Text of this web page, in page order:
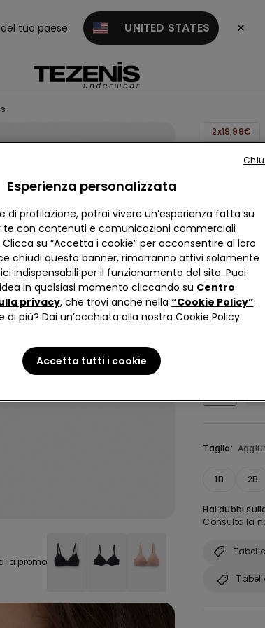
tuo paese: UNITED STATES ×
la promo
2x19,99€
Reggiseno
Riciclata
Athens
12,99 €
4,7
Taglia:
1B 2B
Hai dubbi
Consulta la
Esperienza personalizzata
di profilazione, potrai vivere un’esperienza fatta su
te con contenuti e comunicazioni commerciali
su “Accetta i cookie” per acconsentire al loro
chiudi questo banner, rimarranno attivi solamente
indispensabili per il funzionamento del sito. Puoi
in qualsiasi momento cliccando su Centro
privacy, che trovi anche nella “Cookie Policy”.
di più? Dai un’occhiata alla nostra Cookie Policy.
Accetta tutti i cookie